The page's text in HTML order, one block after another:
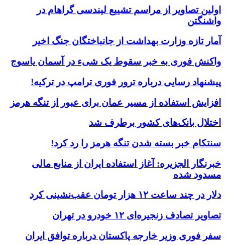
اولین تصاویر از مراسم تشییع لیندسی گراهام در
واشنگتن
آمار تازه وزارت بهداشت از جانباختگان جنگ اخیر
واکنش فوری به خبر سقوط یک شیء در آسمان یاسوج
پیشنهاد رسایی درباره ترور فوری ترامپ در ترکیه!
افزایش استفاده از مسیر عمان برای عبور از تنگه هرمز
اختلال بانک‌های کشور برطرف شد
سنتکام خبر بسته شدن تنگه هرمز را رد کرد!
خبرنگار الجزیره: آغاز استفاده ایران از منابع مالی
مسدود شده
دلار در چند ساعت ۱۲ هزار تومان عقب‌نشینی کرد
تصاویر تصادف زنجیره‌ای ۱۲ خودرو در تهران
سفر فوری وزیر خارجه پاکستان درباره توافق ایران